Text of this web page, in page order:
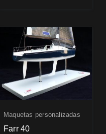
Maquetas personalizadas
Farr 40